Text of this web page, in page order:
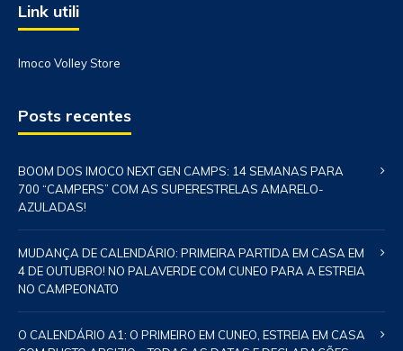
Link utili
Imoco Volley Store
Posts recentes
BOOM DOS IMOCO NEXT GEN CAMPS: 14 SEMANAS PARA
700 “CAMPERS” COM AS SUPERESTRELAS AMARELO-
AZULADAS!
MUDANÇA DE CALENDÁRIO: PRIMEIRA PARTIDA EM CASA EM
4 DE OUTUBRO! NO PALAVERDE COM CUNEO PARA A ESTREIA
NO CAMPEONATO
O CALENDÁRIO A1: O PRIMEIRO EM CUNEO, ESTREIA EM CASA